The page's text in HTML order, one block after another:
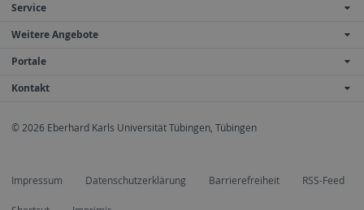
Service
Weitere Angebote
Portale
Kontakt
© 2026 Eberhard Karls Universität Tübingen, Tübingen
Impressum Datenschutzerklärung Barrierefreiheit RSS-Feed